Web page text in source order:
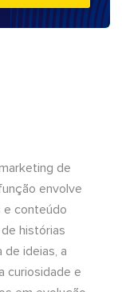
de
envolve
e conteúdo
histórias
de ideias, a
curiosidade e